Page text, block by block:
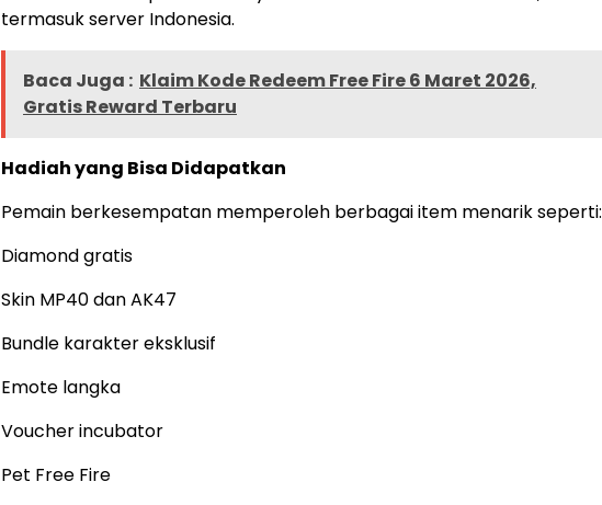
termasuk server Indonesia.
Baca Juga : Klaim Kode Redeem Free Fire 6 Maret 2026,
Gratis Reward Terbaru
Hadiah yang Bisa Didapatkan
Pemain berkesempatan memperoleh berbagai item menarik seperti:
Diamond gratis
Skin MP40 dan AK47
Bundle karakter eksklusif
Emote langka
Voucher incubator
Pet Free Fire